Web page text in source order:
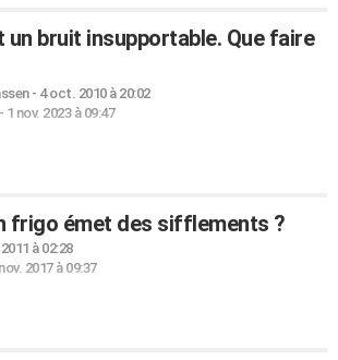
bruit insupportable. Que faire
- 4 oct. 2010 à 20:02
1 nov. 2023 à 09:47
frigo émet des sifflements ?
à 02:28
2017 à 09:37